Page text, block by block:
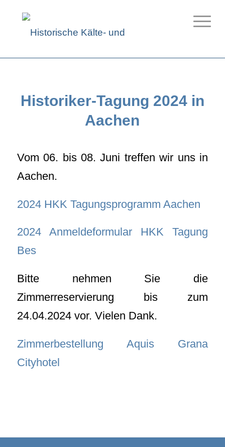
Historiker-Tagung 2024 in
Aachen
Vom 06. bis 08. Juni treffen wir uns in
Aachen.
2024 HKK Tagungsprogramm Aachen
2024 Anmeldeformular HKK Tagung
Bes
Bitte nehmen Sie die
Zimmerreservierung bis zum
24.04.2024 vor. Vielen Dank.
Zimmerbestellung Aquis Grana
Cityhotel